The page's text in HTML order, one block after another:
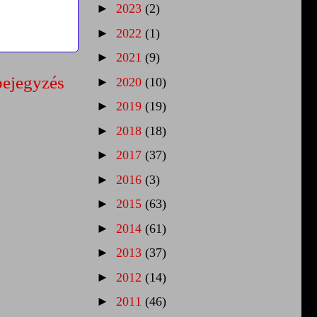
► 2023 (2)
► 2022 (1)
► 2021 (9)
► 2020 (10)
► 2019 (19)
► 2018 (18)
► 2017 (37)
► 2016 (3)
► 2015 (63)
► 2014 (61)
► 2013 (37)
► 2012 (14)
► 2011 (46)